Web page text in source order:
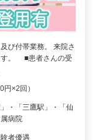
び付帯業務。 来院さ
す。 ■患者さんの受
×2回）
・「三鷹駅」・「仙
病院
者優遇